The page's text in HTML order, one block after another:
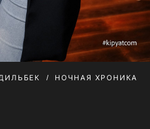
НОЧНАЯ ХРОНИКА